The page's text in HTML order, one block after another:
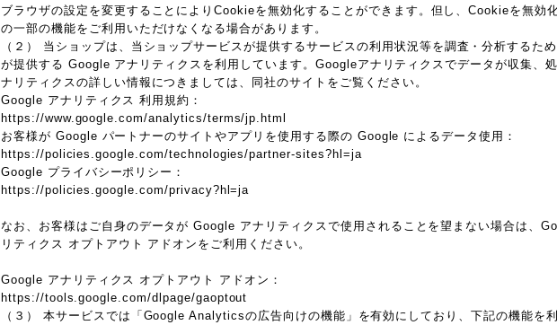
ブラウザの設定を変更することによりCookieを無効化することができます。但し、Cookieを無効
の一部の機能をご利用いただけなくなる場合があります。
（２） 当ショップは、当ショップサービスが提供するサービスの利用状況等を調査・分析するた
が提供する Google アナリティクスを利用しています。Googleアナリティクスでデータが収集、
ナリティクスの詳しい情報につきましては、同社のサイトをご覧ください。
Google アナリティクス 利用規約：
https://www.google.com/analytics/terms/jp.html
お客様が Google パートナーのサイトやアプリを使用する際の Google によるデータ使用：
https://policies.google.com/technologies/partner-sites?hl=ja
Google プライバシーポリシー：
https://policies.google.com/privacy?hl=ja
なお、お客様はご自身のデータが Google アナリティクスで使用されることを望まない場合は、
リティクス オプトアウト アドオンをご利用ください。
Google アナリティクス オプトアウト アドオン：
https://tools.google.com/dlpage/gaoptout
（３） 本サービスでは「Google Analyticsの広告向けの機能」を有効にしており、下記の機能を